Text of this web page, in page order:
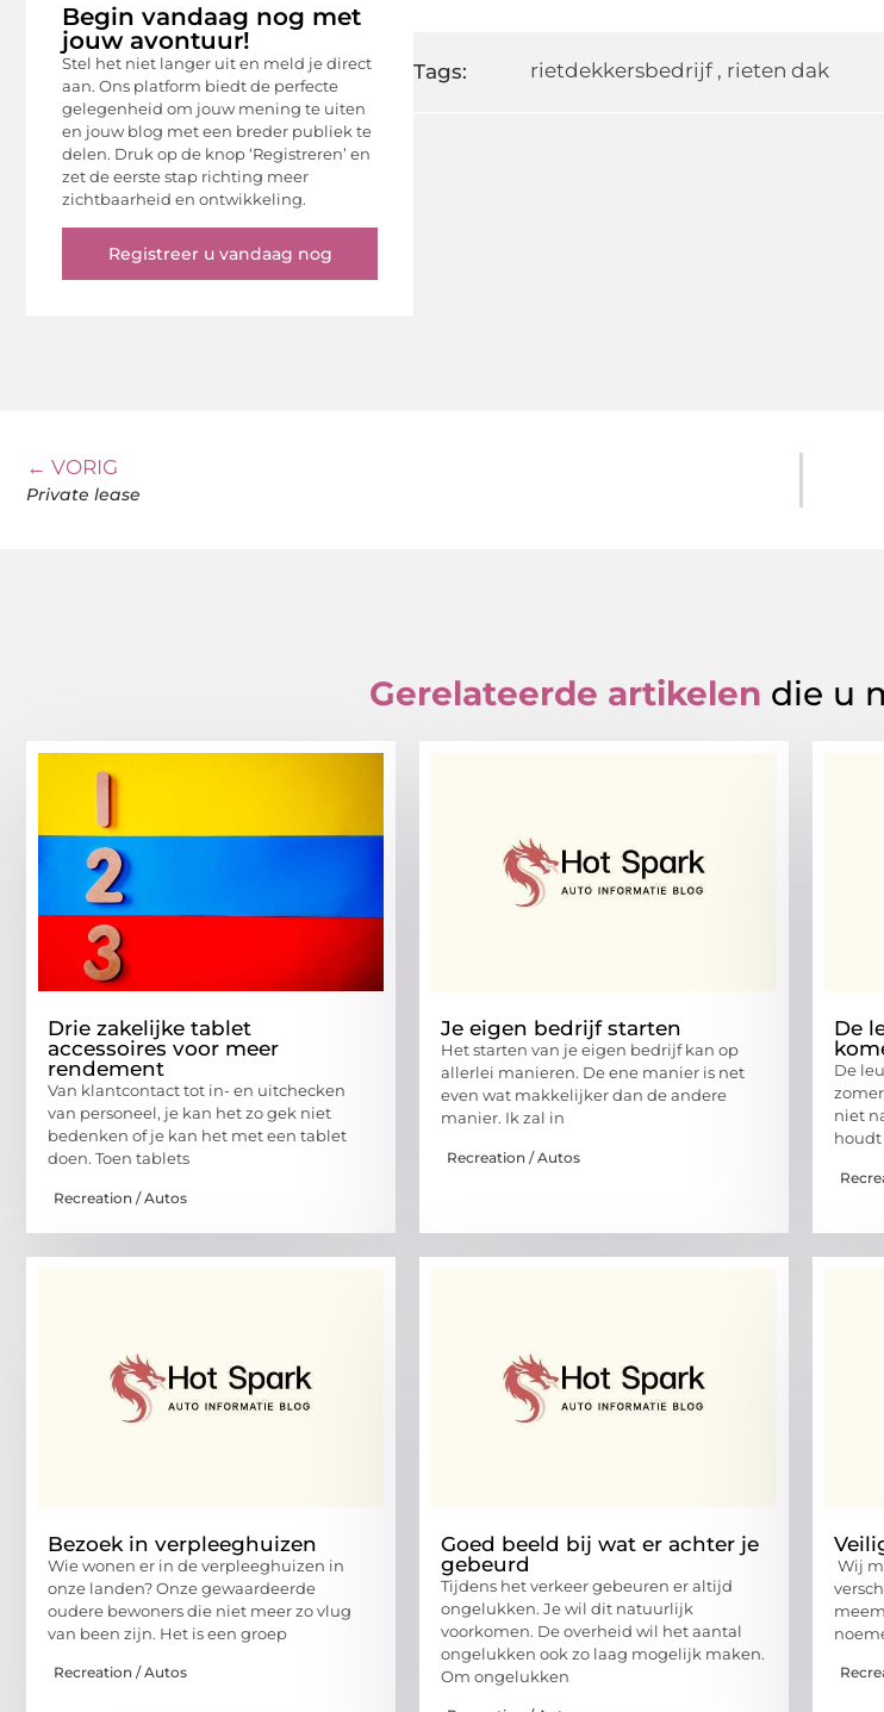
Begin vandaag nog met
jouw avontuur!
Stel het niet langer uit en meld je direct
aan. Ons platform biedt de perfecte
gelegenheid om jouw mening te uiten
en jouw blog met een breder publiek te
delen. Druk op de knop ‘Registreren’ en
zet de eerste stap richting meer
zichtbaarheid en ontwikkeling.
Registreer u vandaag nog
Tags: rietdekkersbedrijf, rieten dak
← VORIG
Private lease
Gerelateerde artikelen die u
Drie zakelijke tablet
accessoires voor meer
rendement
Van klantcontact tot in- en uitchecken
van personeel, je kan het zo gek niet
bedenken of je kan het met een tablet
doen. Toen tablets
Recreation / Autos
Je eigen bedrijf starten
Het starten van je eigen bedrijf kan op
allerlei manieren. De ene manier is net
even wat makkelijker dan de andere
manier. Ik zal in
Recreation / Autos
De
De
niet
houdt
Bezoek in verpleeghuizen
Wie wonen er in de verpleeghuizen in
onze landen? Onze gewaardeerde
oudere bewoners die niet meer zo vlug
van been zijn. Het is een groep
Recreation / Autos
Goed beeld bij wat er achter je
gebeurd
Tijdens het verkeer gebeuren er altijd
ongelukken. Je wil dit natuurlijk
voorkomen. De overheid wil het aantal
ongelukken ook zo laag mogelijk maken.
Om ongelukken
Wij